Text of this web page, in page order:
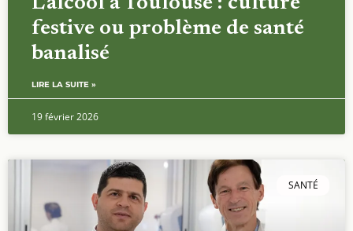
festive ou problème de santé
banalisé
LIRE LA SUITE »
19 février 2026
SANTÉ